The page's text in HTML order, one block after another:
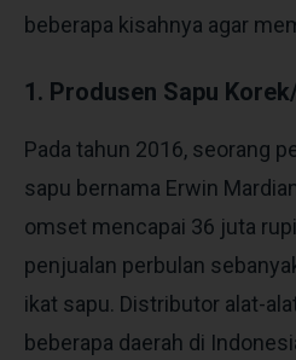
beberapa kisahnya agar
1. Produsen Sapu
Pada tahun 2016, seorang
sapu bernama Erwin
omset mencapai 36 juta
penjualan perbulan
ikat sapu. Distributor alat-
beberapa daerah di